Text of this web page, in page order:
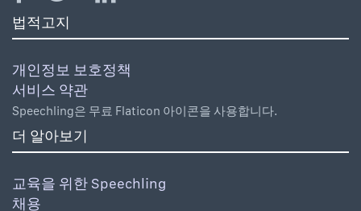
법적고지
개인정보 보호정책
서비스 약관
Speechling은 무료 Flaticon 아이콘을 사용합니다.
더 알아보기
교육을 위한 Speechling
채용